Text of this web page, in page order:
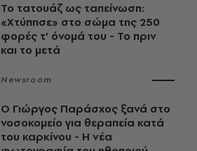
Το τατουάζ ως ταπείνωση:
«Χτύπησε» στο σώμα της 250
φορές τ’ όνομά του - Το πριν
και το μετά
Newsroom
O Γιώργος Παράσχος ξανά στο
νοσοκομείο για θεραπεία κατά
του καρκίνου - Η νέα